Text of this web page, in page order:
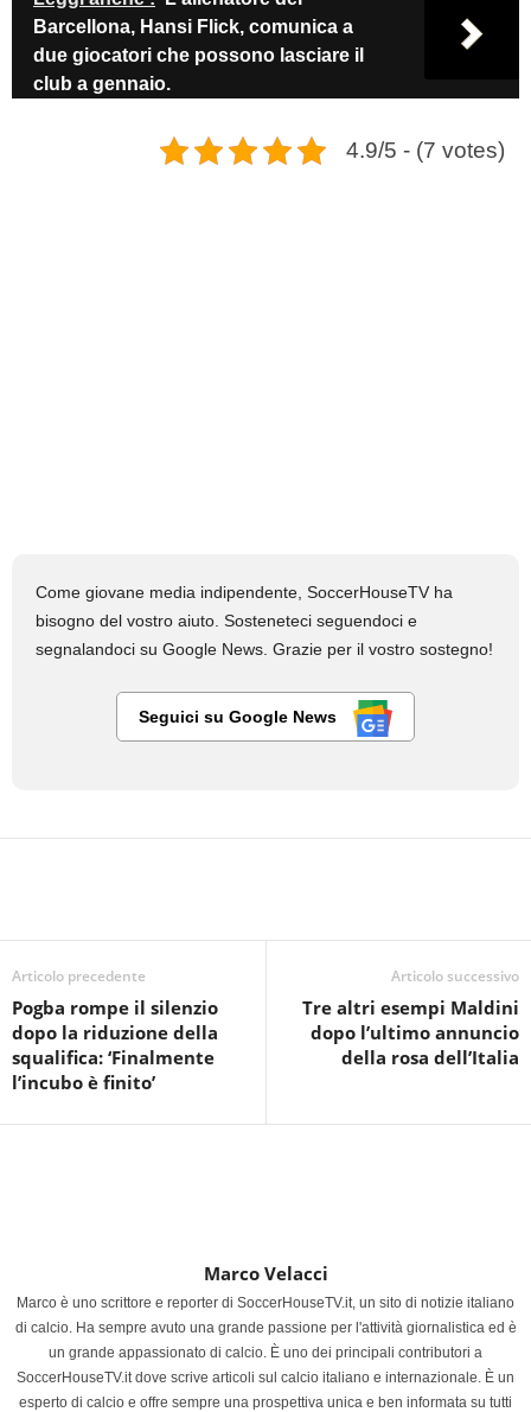
Barcellona, Hansi Flick, comunica a
due giocatori che possono lasciare il
club a gennaio.
4.9/5 - (7 votes)
Come giovane media indipendente, SoccerHouseTV ha
bisogno del vostro aiuto. Sosteneteci seguendoci e
segnalandoci su Google News. Grazie per il vostro sostegno!
Seguici su Google News
Articolo precedente
Pogba rompe il silenzio
dopo la riduzione della
squalifica: ‘Finalmente
l’incubo è finito’
Articolo successivo
Tre altri esempi Maldini
dopo l’ultimo annuncio
della rosa dell’Italia
Marco Velacci
Marco è uno scrittore e reporter di SoccerHouseTV.it, un sito di notizie italiano
di calcio. Ha sempre avuto una grande passione per l'attività giornalistica ed è
un grande appassionato di calcio. È uno dei principali contributori a
SoccerHouseTV.it dove scrive articoli sul calcio italiano e internazionale. È un
esperto di calcio e offre sempre una prospettiva unica e ben informata su tutti